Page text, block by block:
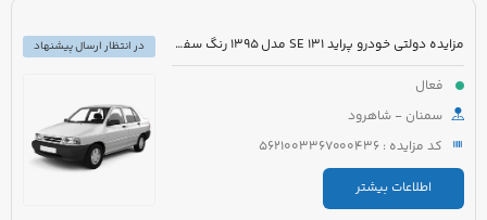
مزایده دولتی خودرو پراید 131 SE مدل 1395 رنگ سفید روغنی
فعال
سمنان - شاهرود
کد مزایده : 5621003367000436
اطلاعات بیشتر
در انتظار ارسال پیشنهاد